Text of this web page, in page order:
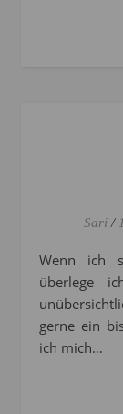
Sari /
Wenn ich so in meine Sidebar schaue, dann
überlege
gerne ein
ich mich…